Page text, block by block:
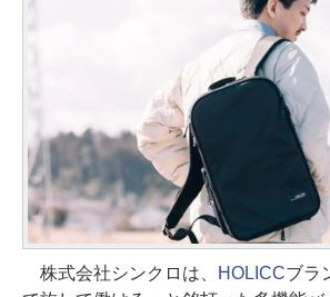
株式会社シンクロは、 HOLICCブラ